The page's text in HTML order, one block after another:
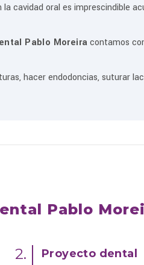
cavidad oral es imprescindible
Pablo Moreiracontamos
hacer endodoncias, suturar
Pablo
2. Proyecto dental